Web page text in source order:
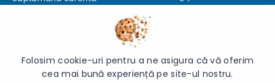
Folosim cookie-uri pentru a ne asigura că vă oferim
cea mai bună experiență pe site-ul nostru.